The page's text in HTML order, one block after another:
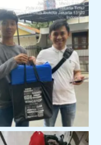
Serah Terima Sewa
Starlink Di Area
Jakarta Timur